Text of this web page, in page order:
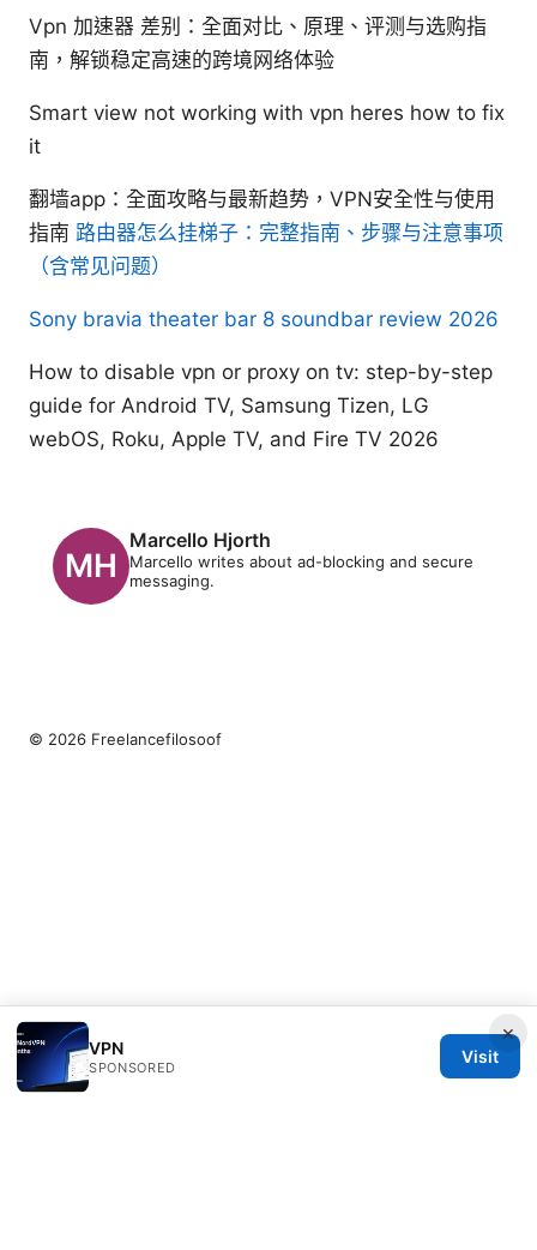
Vpn 加速器 差别：全面对比、原理、评测与选购指
南，解锁稳定高速的跨境网络体验
Smart view not working with vpn heres how to fix
it
翻墙app：全面攻略与最新趋势，VPN安全性与使用
指南 路由器怎么挂梯子：完整指南、步骤与注意事项
（含常见问题）
Sony bravia theater bar 8 soundbar review 2026
How to disable vpn or proxy on tv: step-by-step
guide for Android TV, Samsung Tizen, LG
webOS, Roku, Apple TV, and Fire TV 2026
Marcello Hjorth
Marcello writes about ad-blocking and secure
messaging.
×
VPN
SPONSORED
Visit
© 2026 Freelancefilosoof